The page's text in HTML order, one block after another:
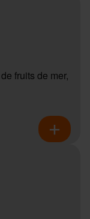
fruits de mer,